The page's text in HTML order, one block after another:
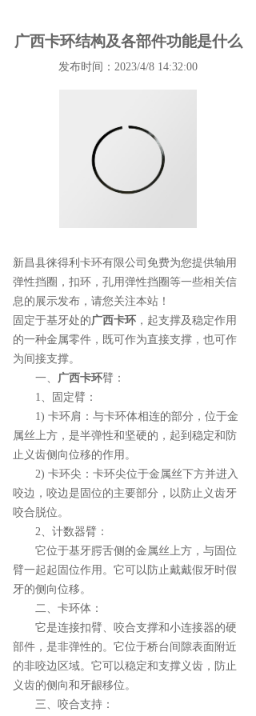
广西卡环结构及各部件功能是什么
发布时间：2023/4/8 14:32:00
新昌县徕得利卡环有限公司免费为您提供轴用
弹性挡圈 ，扣环，孔用弹性挡圈等一些相关信
息的展示发布，请您关注本站！
固定于基牙处的广西卡环 ，起支撑及稳定作用
的一种金属零件，既可作为直接支撑，也可作
为间接支撑。
一、 广西卡环臂：
1、固定臂：
1) 卡环肩：与卡环体相连的部分，位于金
属丝上方，是半弹性和坚硬的，起到稳定和防
止义齿侧向位移的作用。
2) 卡环尖：卡环尖位于金属丝下方并进入
咬边，咬边是固位的主要部分，以防止义齿牙
咬合脱位。
2、计数器臂：
它位于基牙腭舌侧的金属丝上方，与固位
臂一起起固位作用。它可以防止戴戴假牙时假
牙的侧向位移。
二、卡环体：
它是连接扣臂、咬合支撑和小连接器的硬
部件，是非弹性的。它位于桥台间隙表面附近
的非咬边区域。它可以稳定和支撑义齿，防止
义齿的侧向和牙龈移位。
三、咬合支持：